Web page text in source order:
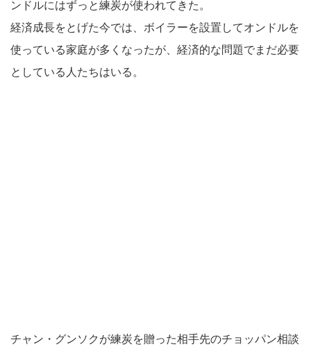
ンドルにはずっと練炭が使われてきた。
経済成長をとげた今では、ボイラーを設置してオンドルを
使っている家庭が多くなったが、経済的な問題でまだ必要
としている人たちはいる。
チャン・グンソクが練炭を贈った相手先のチョッパン相談